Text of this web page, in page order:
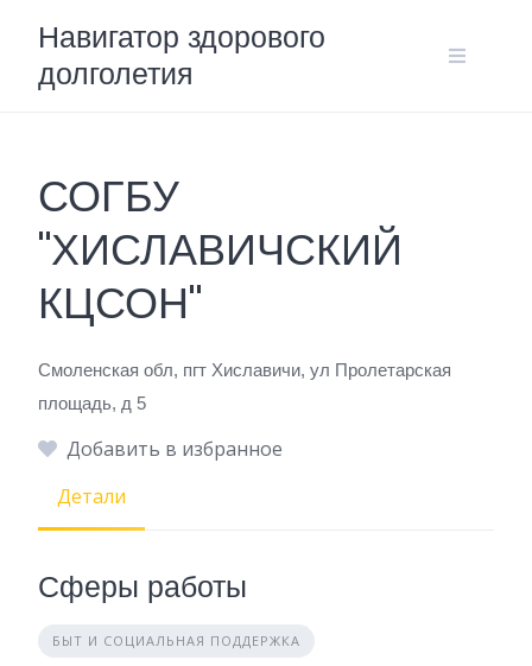
content
Навигатор здорового
долголетия
СОГБУ
"ХИСЛАВИЧСКИЙ
КЦСОН"
Смоленская обл, пгт Хиславичи, ул Пролетарская
площадь, д 5
Добавить в избранное
Детали
Сферы работы
БЫТ И СОЦИАЛЬНАЯ ПОДДЕРЖКА